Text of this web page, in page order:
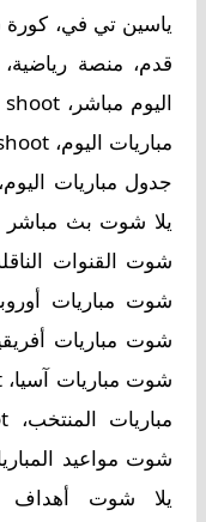
ياسين تي في، كورة
قدم، منصة